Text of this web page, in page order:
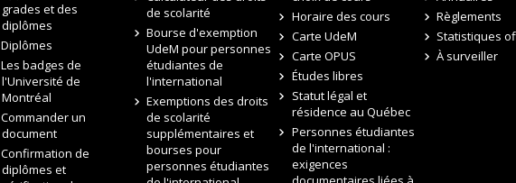
grades et des
diplômes
Diplômes
Les badges de
l'Université de
Montréal
Commander un
document
Confirmation de
diplômes et
de scolarité
Bourse d'exemption
UdeM pour personnes
étudiantes de
l'international
Exemptions des droits
de scolarité
supplémentaires et
bourses pour
personnes étudiantes
Horaire des cours
Carte UdeM
Carte OPUS
Études libres
Statut légal et
résidence au Québec
Personnes étudiantes
de l'international :
exigences
Règlements
Statistiques
À surveiller